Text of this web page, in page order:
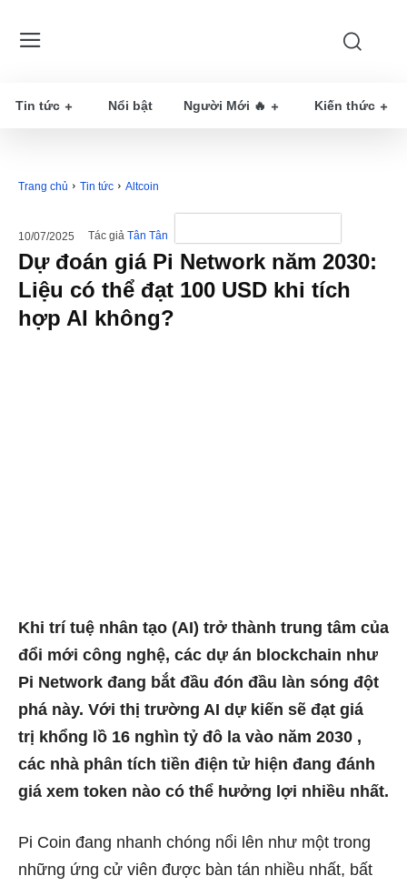
Tin tức Nổi bật Người Mới 🔥 Kiến thức
Trang chủ Tin tức Altcoin
10/07/2025 Tác giả Tân Tân
Dự đoán giá Pi Network năm 2030:
Liệu có thể đạt 100 USD khi tích
hợp AI không?
Khi trí tuệ nhân tạo (AI) trở thành trung tâm của
đổi mới công nghệ, các dự án blockchain như
Pi Network đang bắt đầu đón đầu làn sóng đột
phá này. Với thị trường AI dự kiến ​​sẽ đạt giá
trị khổng lồ 16 nghìn tỷ đô la vào năm 2030 ,
các nhà phân tích tiền điện tử hiện đang đánh
giá xem token nào có thể hưởng lợi nhiều nhất.
Pi Coin đang nhanh chóng nổi lên như một trong
những ứng cử viên được bàn tán nhiều nhất, bất